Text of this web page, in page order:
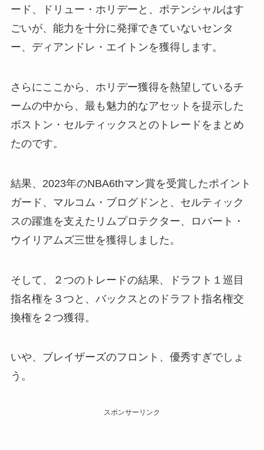
ード、ドリュー・ホリデーと、ポテンシャルはす
ごいが、能力を十分に発揮できていないセンタ
ー、ディアンドレ・エイトンを獲得します。
さらにここから、ホリデー獲得を熱望しているチ
ームの中から、最も魅力的なアセットを提示した
ボストン・セルティックスとのトレードをまとめ
たのです。
結果、2023年のNBA6thマン賞を受賞したポイント
ガード、マルコム・ブログドンと、セルティック
スの躍進を支えたリムプロテクター、ロバート・
ウイリアムズ三世を獲得しました。
そして、２つのトレードの結果、ドラフト１巡目
指名権を３つと、バックスとのドラフト指名権交
換権を２つ獲得。
いや、ブレイザーズのフロント、優秀すぎでしょ
う。
スポンサーリンク